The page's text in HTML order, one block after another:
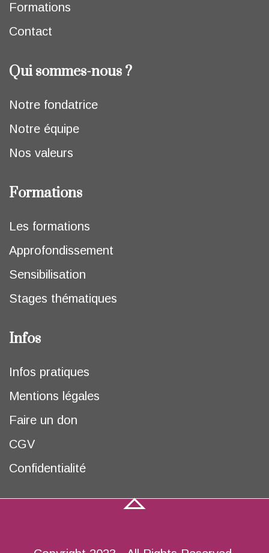
Formations
Contact
Qui sommes-nous ?
Notre fondatrice
Notre équipe
Nos valeurs
Formations
Les formations
Approfondissement
Sensibilisation
Stages thématiques
Infos
Infos pratiques
Mentions légales
Faire un don
CGV
Confidentialité